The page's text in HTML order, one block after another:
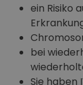
ein Risiko
bei
Sie haben